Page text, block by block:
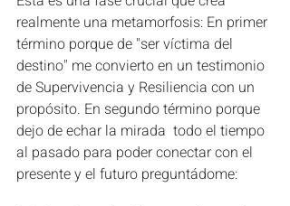
realmente una metamorfosis: En primer
término porque de "ser víctima del
destino" me convierto en un testimonio
de Supervivencia y Resiliencia con un
propósito. En segundo término porque
dejo de echar la mirada  todo el tiempo
al pasado para poder conectar con el
presente y el futuro preguntádome: